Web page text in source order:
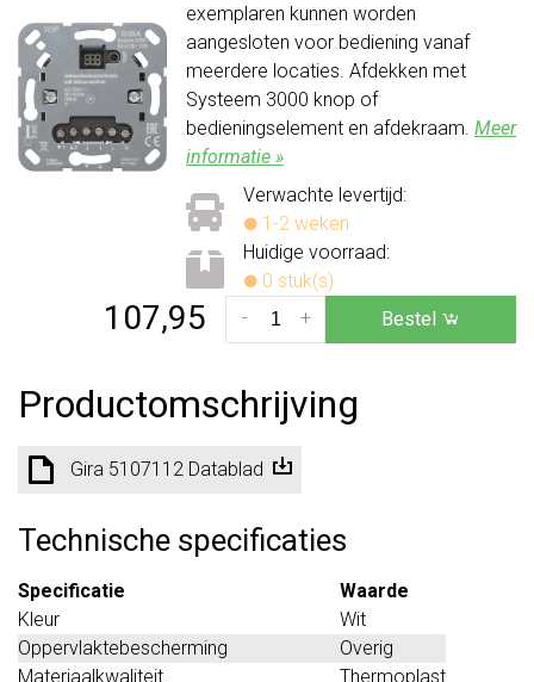
exemplaren kunnen worden
aangesloten voor bediening vanaf
meerdere locaties. Afdekken met
Systeem 3000 knop of
bedieningselement en afdekraam. Meer
informatie »
Verwachte levertijd:
1-2 weken
Huidige voorraad:
0 stuk(s)
107,95 +
- Bestel
Productomschrijving
Gira 5107112 Datablad
Technische specificaties
Specificatie
Waarde
Kleur
Wit
Oppervlaktebescherming
Overig
Materiaalkwaliteit
Thermoplast